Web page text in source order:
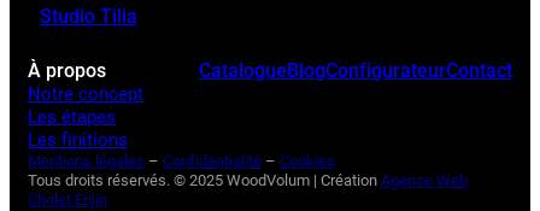
Studio Tilia
À propos
Notre concept
Les étapes
Les finitions
CatalogueBlogConfigurateurContact
Mentions légales – Confidentialité – Cookies
Tous droits réservés. © 2025 WoodVolum | CréationAgence Web
Cholet Enjin